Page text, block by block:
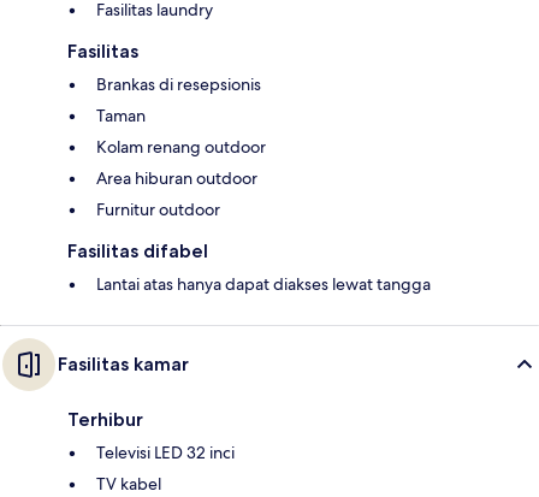
Fasilitas laundry
Fasilitas
Brankas di resepsionis
Taman
Kolam renang outdoor
Area hiburan outdoor
Furnitur outdoor
Fasilitas difabel
Lantai atas hanya dapat diakses lewat tangga
Fasilitas kamar
Terhibur
Televisi LED 32 inci
TV kabel